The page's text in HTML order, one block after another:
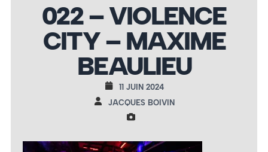
022 – VIOLENCE
CITY – MAXIME
BEAULIEU
11 JUIN 2024
JACQUES BOIVIN